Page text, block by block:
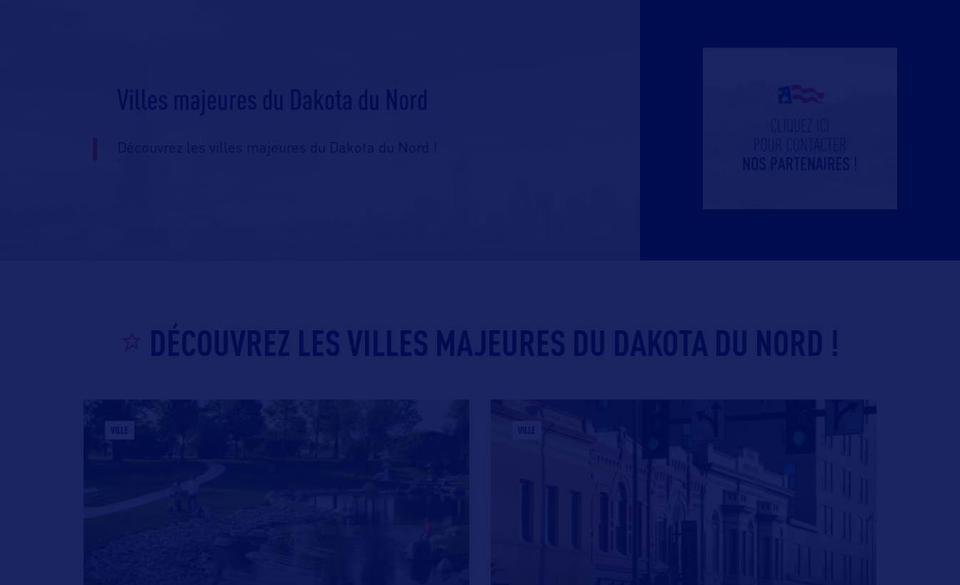
Villes majeures du Dakota du Nord
Découvrez les villes majeures du Dakota du Nord !
DÉCOUVREZ LES VILLES MAJEURES DU DAKOTA DU NORD !
VILLE VILLE